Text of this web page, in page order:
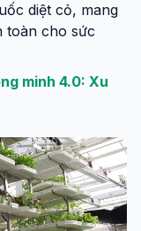
diệt cỏ, mang
toàn cho sức
minh 4.0: Xu